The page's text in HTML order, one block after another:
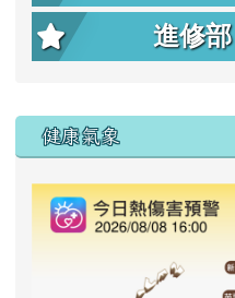
進修部
右邊區域內容
健康氣象